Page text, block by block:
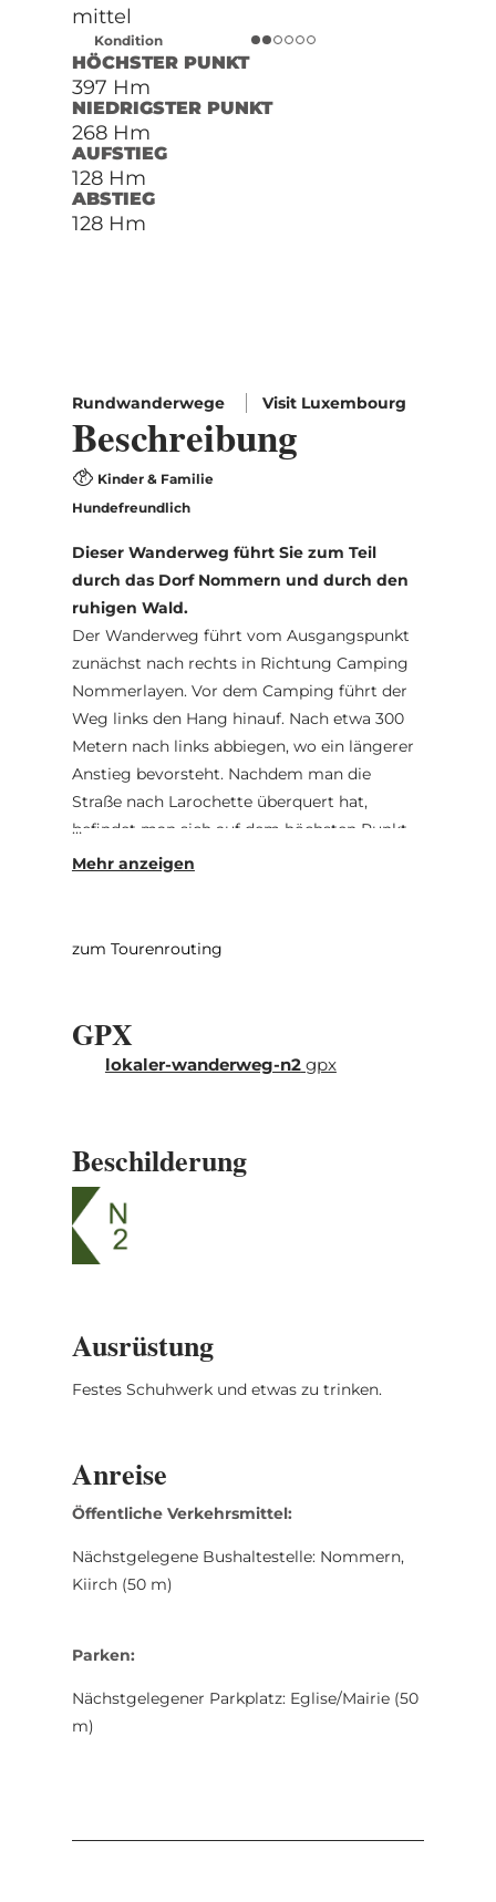
mittel
Kondition
HÖCHSTER PUNKT
397 Hm
NIEDRIGSTER PUNKT
268 Hm
AUFSTIEG
128 Hm
ABSTIEG
128 Hm
Rundwanderwege Visit Luxembourg
Beschreibung
Kinder & Familie
Hundefreundlich
Dieser Wanderweg führt Sie zum Teil
durch das Dorf Nommern und durch den
ruhigen Wald.
Der Wanderweg führt vom Ausgangspunkt
zunächst nach rechts in Richtung Camping
Nommerlayen. Vor dem Camping führt der
Weg links den Hang hinauf. Nach etwa 300
Metern nach links abbiegen, wo ein längerer
Anstieg bevorsteht. Nachdem man die
Straße nach Larochette überquert hat,
befindet man sich auf dem höchsten Punkt
des Wanderweges. Anschließend geht es auf
Wanderung folgt der Route der ehemaligen
zum Tourenrouting
GPX
lokaler-wanderweg-n2gpx
Beschilderung
Ausrüstung
Festes Schuhwerk und etwas zu trinken.
Anreise
Öffentliche Verkehrsmittel:
Nächstgelegene Bushaltestelle: Nommern,
Kiirch (50 m)
Parken:
Nächstgelegener Parkplatz: Eglise/Mairie (50
m)